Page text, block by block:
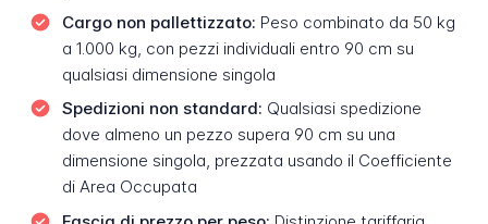
Cargo non pallettizzato: Peso combinato da 50 kg
a 1.000 kg, con pezzi individuali entro 90 cm su
qualsiasi dimensione singola
Spedizioni non standard: Qualsiasi spedizione
dove almeno un pezzo supera 90 cm su una
dimensione singola, prezzata usando il Coefficiente
di Area Occupata